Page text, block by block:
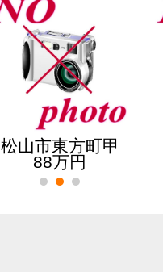
松山市東方町甲
88万円